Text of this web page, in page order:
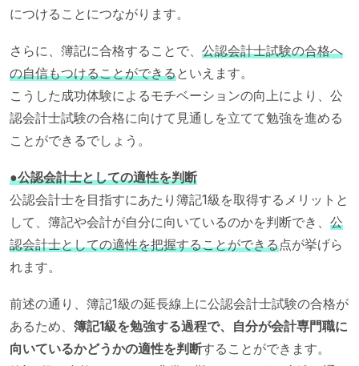
につけることにつながります。
さらに、簿記に合格することで、 公認会計士試験の合格へ
の自信もつけることができるといえます。
こうした成功体験によるモチベーションの向上により、公
認会計士試験の合格に向けて見通しを立てて勉強を進める
ことができるでしょう。
●公認会計士としての適性を判断
公認会計士を目指すにあたり簿記1級を取得するメリットと
して、簿記や会計が自分に向いているのかを判断でき、 公
認会計士としての適性を把握することができる点が挙げら
れます。
前述の通り、簿記1級の延長線上に公認会計士試験の合格が
あるため、 簿記1級を勉強する過程で、自分が会計専門職に
向いているかどうかの適性を判断することができます。